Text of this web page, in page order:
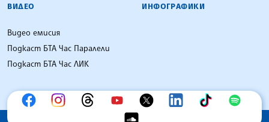
ВИДЕО
Видео емисия
Подкаст БТА Час Паралели
Подкаст БТА Час ЛИК
ИНФОГРАФИКИ